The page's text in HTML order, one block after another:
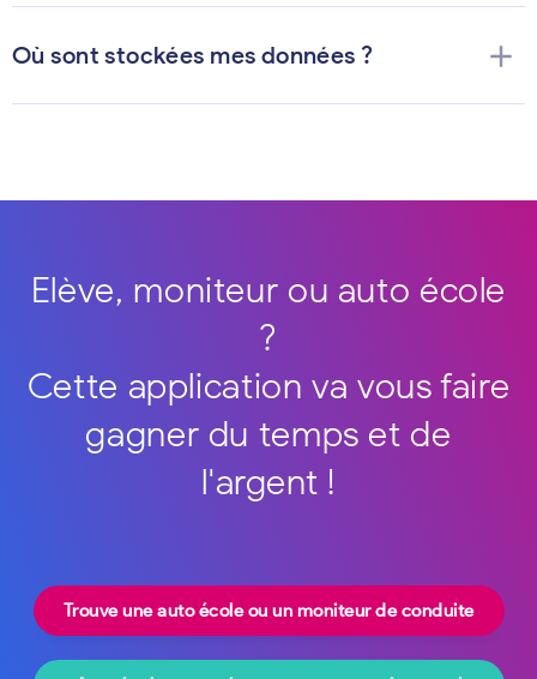
Où sont stockées mes données ? add
Elève, moniteur ou auto école
?
Cette application va vous faire
gagner du temps et de
l'argent !
Trouve une auto école ou un moniteur de conduite